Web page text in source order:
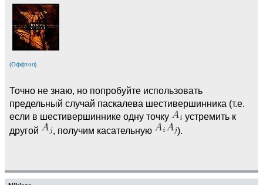
(Оффтоп)
Точно не знаю, но попробуйте использовать
предельный случай паскалева шестивершинника (т.е.
если в шестивершиннике одну точку
устремить к
другой
, получим касательную ).